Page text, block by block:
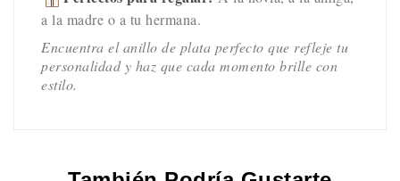
a la madre o a tu hermana.
Encuentra el anillo de plata perfecto que refleje tu
personalidad y haz que cada momento brille con
estilo.